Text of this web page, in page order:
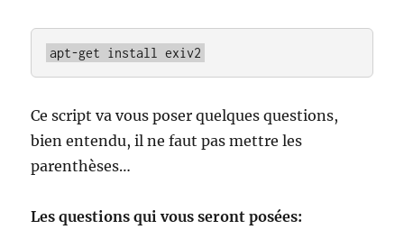
apt-get install exiv2
Ce script va vous poser quelques questions,
bien entendu, il ne faut pas mettre les
parenthèses…
Les questions qui vous seront posées: